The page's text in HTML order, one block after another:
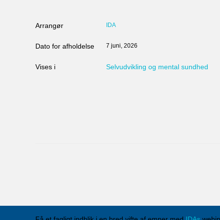
Arrangør IDA
Dato for afholdelse 7 juni, 2026
Vises i Selvudvikling og mental sundhed